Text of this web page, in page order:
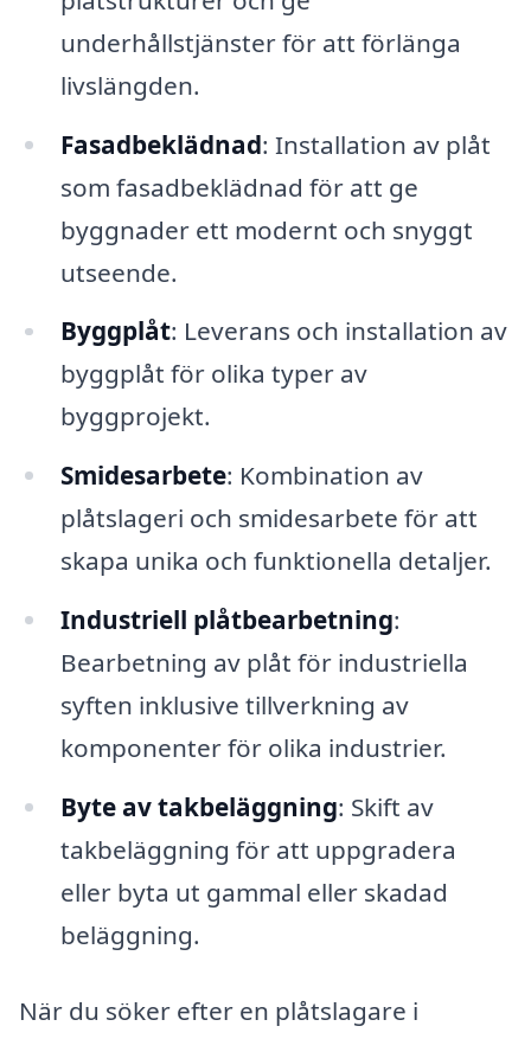
underhållstjänster för att förlänga
livslängden.
Fasadbeklädnad: Installation av plåt
som fasadbeklädnad för att ge
byggnader ett modernt och snyggt
utseende.
Byggplåt: Leverans och installation av
byggplåt för olika typer av
byggprojekt.
Smidesarbete: Kombination av
plåtslageri och smidesarbete för att
skapa unika och funktionella detaljer.
Industriell plåtbearbetning:
Bearbetning av plåt för industriella
syften inklusive tillverkning av
komponenter för olika industrier.
Byte av takbeläggning: Skift av
takbeläggning för att uppgradera
eller byta ut gammal eller skadad
beläggning.
När du söker efter en plåtslagare i